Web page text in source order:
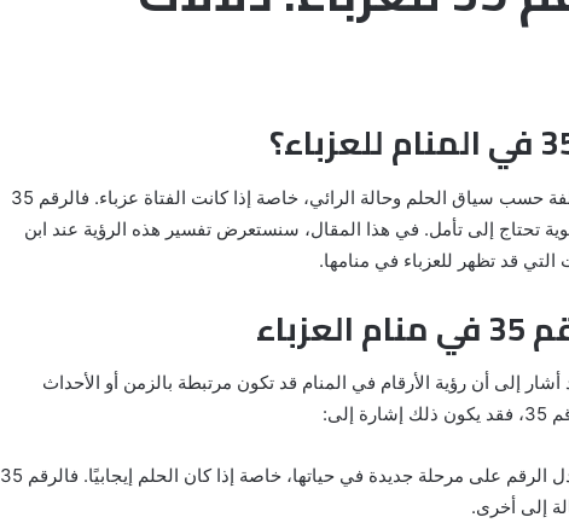
رؤية الأرقام في المنام تحمل دلالات مختلفة حسب سياق الحلم وحالة الرائي، خاصة إذا كانت الفتاة عزباء. فالرقم 35
تحتاج إلى تأمل. في هذا المقال، سنستعرض تفسير هذه الرؤية عند ابن
التي قد تظهر للعزباء في منامها.
إلى أن رؤية الأرقام في المنام قد تكون مرتبطة بالزمن أو الأحداث
قد يدل الرقم على مرحلة جديدة في حياتها، خاصة إذا كان الحلم إيجابيًا. فالرقم 35
إلى أخرى.
رؤية
الحمام
المتسخ
المنام: